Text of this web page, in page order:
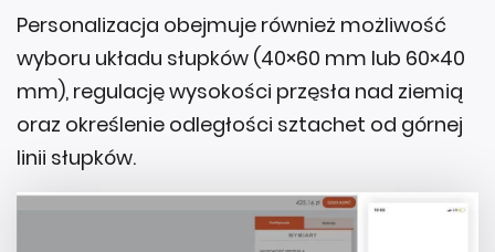
Personalizacja obejmuje również możliwość
wyboru układu słupków (40×60 mm lub 60×40
mm), regulację wysokości przęsła nad ziemią
oraz określenie odległości sztachet od górnej
linii słupków.